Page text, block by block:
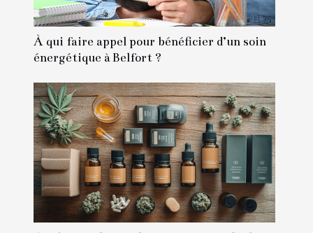
À qui faire appel pour bénéficier d’un soin
énergétique à Belfort ?